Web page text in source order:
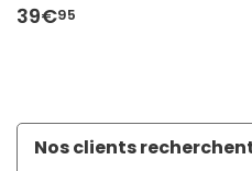
39€95
Nos clients